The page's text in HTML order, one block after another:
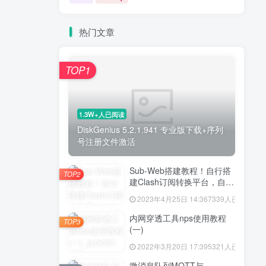
热门文章
1.3W+人已阅读
DiskGenius 5.2.1.941 专业版下载+序列
号注册文件激活
TOP1
Sub-Web搭建教程！自行搭
建Clash订阅转换平台，自建
SubConverter后端！妈妈再
也不担心我的机场订阅节点
信息泄露了！
2023年4月25日 14:367339人已阅读
TOP2
内网穿透工具nps使用教程
(一)
2022年3月20日 17:395321人已阅读
TOP3